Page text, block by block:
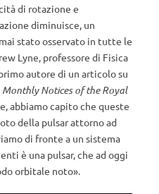
di rotazione e
diminuisce, un
stato osservato in tutte le
Lyne, professore di Fisica
autore di un articolo su
Monthly Notices of the Royal
abbiamo capito che queste
della pulsar attorno ad
di fronte a un sistema
è una pulsar, che ad oggi
orbitale noto».